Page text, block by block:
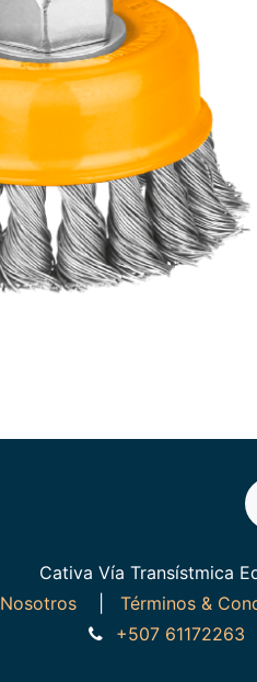
Cativa Vía Transístmica
Nosotros
Términos &
+507 61172263